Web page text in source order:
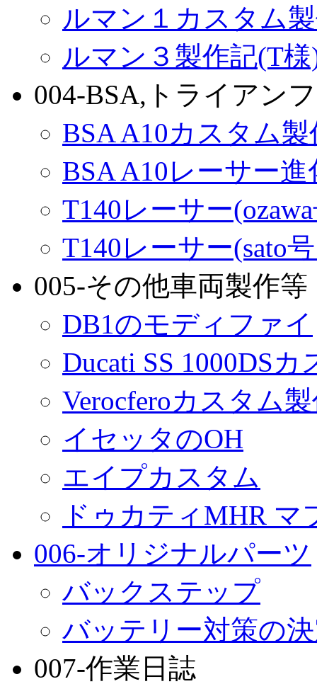
ルマン１カスタム
ルマン３製作記(T様
004-BSA,トライアンフ
BSA A10カスタム製
BSA A10レーサー進
T140レーサー
T140レーサー(sato
005-その他車両製作等
DB1のモディファイ
Ducati SS 1000DSカ
Verocferoカスタム
イセッタのOH
エイプカスタム
ドゥカティMHR マ
006-オリジナルパーツ
バックステップ
バッテリー対策の
007-作業日誌